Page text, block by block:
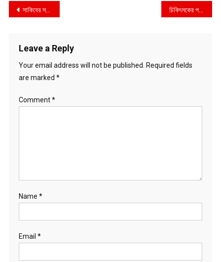
Post
সাকিবের সঙ্গে রংপুরের চুক্তি অবৈধ
Leave a Reply
Your email address will not be published.
Required fields
are marked *
Comment*
Name *
Email *